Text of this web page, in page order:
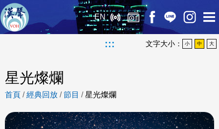
EN
::: 文字大小： 小 中 大
星光燦爛
首頁 /經典回放 /節目 /星光燦爛